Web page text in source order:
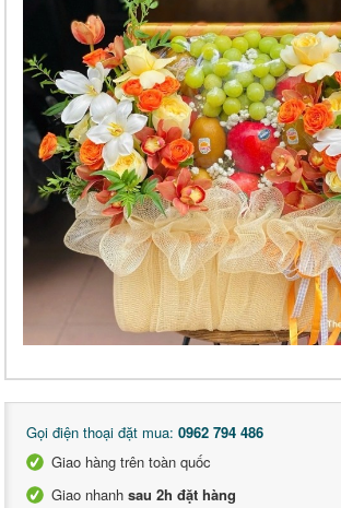
Gọi điện thoại đặt mua: 0962 794 486
Giao hàng trên toàn quốc
Giao nhanh sau 2h đặt hàng